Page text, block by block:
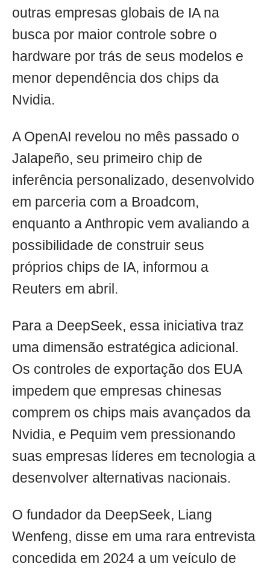
outras empresas globais de IA na
busca por maior controle sobre o
hardware por trás de seus modelos e
menor dependência dos chips da
Nvidia.
A OpenAI revelou no mês passado o
Jalapeño, seu primeiro chip de
inferência personalizado, desenvolvido
em parceria com a Broadcom,
enquanto a Anthropic vem avaliando a
possibilidade de construir seus
próprios chips de IA, informou a
Reuters em abril.
Para a DeepSeek, essa iniciativa traz
uma dimensão estratégica adicional.
Os controles de exportação dos EUA
impedem que empresas chinesas
comprem os chips mais avançados da
Nvidia, e Pequim vem pressionando
suas empresas líderes em tecnologia a
desenvolver alternativas nacionais.
O fundador da DeepSeek, Liang
Wenfeng, disse em uma rara entrevista
concedida em 2024 a um veículo de